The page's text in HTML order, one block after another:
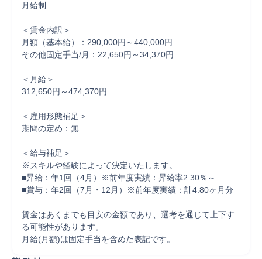
月給制
＜賃金内訳＞
月額（基本給）：290,000円～440,000円
その他固定手当/月：22,650円～34,370円
＜月給＞
312,650円～474,370円
＜雇用形態補足＞
期間の定め：無
＜給与補足＞
※スキルや経験によって決定いたします。
■昇給：年1回（4月）※前年度実績：昇給率2.30％～
■賞与：年2回（7月・12月）※前年度実績：計4.80ヶ月分
賃金はあくまでも目安の金額であり、選考を通じて上下す
る可能性があります。
月給(月額)は固定手当を含めた表記です。